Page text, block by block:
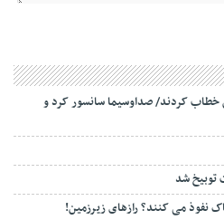
خطاب کردند/ صداوسیما سانسور کرد و
توبیخ شد
نفوذ می کنند؟ رازهای زیرزمین!